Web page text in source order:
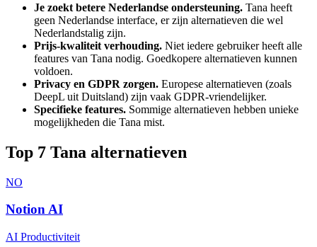
Je zoekt betere Nederlandse ondersteuning. Tana heeft
geen Nederlandse interface, er zijn alternatieven die wel
Nederlandstalig zijn.
Prijs-kwaliteit verhouding. Niet iedere gebruiker heeft alle
features van Tana nodig. Goedkopere alternatieven kunnen
voldoen.
Privacy en GDPR zorgen. Europese alternatieven (zoals
DeepL uit Duitsland) zijn vaak GDPR-vriendelijker.
Specifieke features. Sommige alternatieven hebben unieke
mogelijkheden die Tana mist.
Top 7 Tana alternatieven
NO
Notion AI
AI Productiviteit